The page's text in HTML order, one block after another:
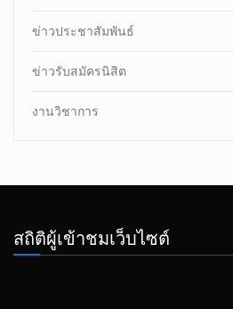
ข่าวประชาสัมพันธ์
ข่าวรับสมัครนิสิต
งานวิชาการ
สถิติผู้เข้าชมเว็บไซต์